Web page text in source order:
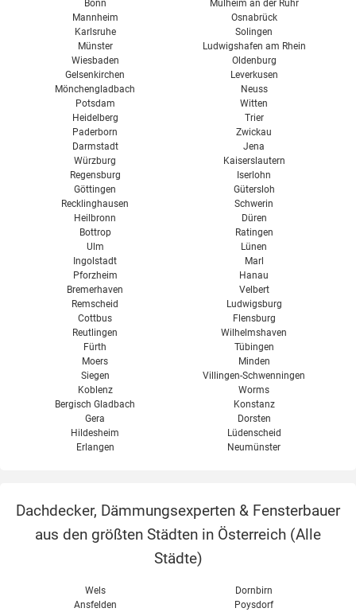
Bonn
Mannheim
Karlsruhe
Münster
Wiesbaden
Gelsenkirchen
Mönchengladbach
Mülheim an der Ruhr
Osnabrück
Solingen
Ludwigshafen am Rhein
Oldenburg
Leverkusen
Neuss
Potsdam
Heidelberg
Paderborn
Darmstadt
Würzburg
Regensburg
Göttingen
Recklinghausen
Heilbronn
Bottrop
Ulm
Ingolstadt
Pforzheim
Bremerhaven
Remscheid
Cottbus
Reutlingen
Fürth
Moers
Siegen
Koblenz
Bergisch Gladbach
Gera
Hildesheim
Erlangen
Witten
Trier
Zwickau
Jena
Kaiserslautern
Iserlohn
Gütersloh
Schwerin
Düren
Ratingen
Lünen
Marl
Hanau
Velbert
Ludwigsburg
Flensburg
Wilhelmshaven
Tübingen
Minden
Villingen-Schwenningen
Worms
Konstanz
Dorsten
Lüdenscheid
Neumünster
Dachdecker, Dämmungsexperten & Fensterbauer
aus den größten Städten in Österreich (Alle
Städte)
Wels
Dornbirn
Ansfelden
Poysdorf